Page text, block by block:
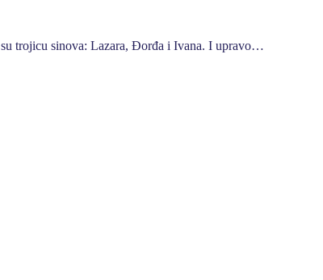
su trojicu sinova: Lazara, Đorđa i Ivana. I upravo…